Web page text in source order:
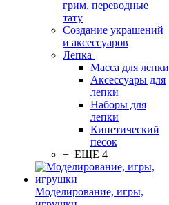
грим, переводные
тату
Создание украшений
и аксессуаров
Лепка
Масса для лепки
Аксессуары для
лепки
Наборы для
лепки
Кинетический
песок
+ ЕЩЕ 4
Моделирование, игры,